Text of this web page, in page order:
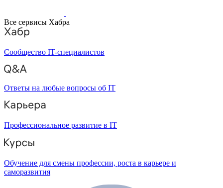
Все сервисы Хабра
Сообщество IT-специалистов
Ответы на любые вопросы об IT
Профессиональное развитие в IT
Обучение для смены профессии, роста в карьере и
саморазвития